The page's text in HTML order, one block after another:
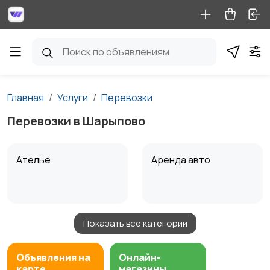
Главная Услуги Перевозки
Перевозки в Шарыпово
Ателье Аренда авто
Аренда водного
транспорта
Аренда спецтехники
Показать все категории
Объявления на
Онлайн-